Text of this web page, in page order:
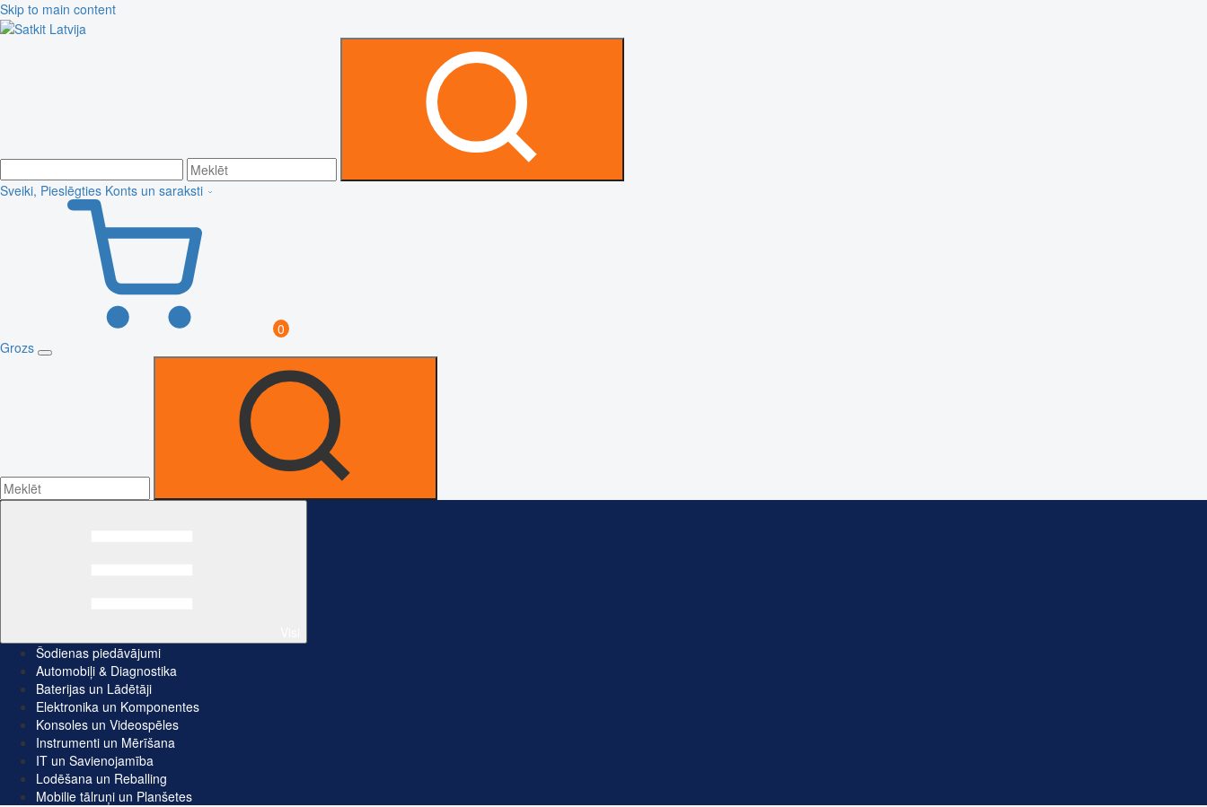
Skip to main content
Sveiki, Pieslēgties Konts un saraksti
0
Grozs
Šodienas piedāvājumi
Automobiļi & Diagnostika
Baterijas un Lādētāji
Elektronika un Komponentes
Konsoles un Videospēles
Instrumenti un Mērīšana
IT un Savienojamība
Lodēšana un Reballing
Mobilie tālruņi un Planšetes